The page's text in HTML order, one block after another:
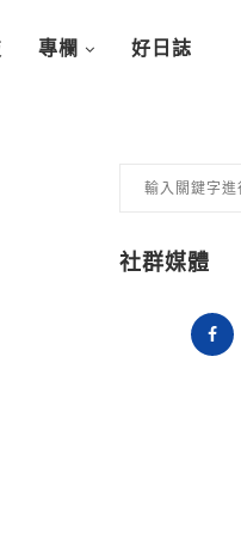
專欄 好日誌
社群媒體